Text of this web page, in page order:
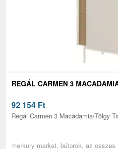
REGÁL CARMEN 3
92 154 Ft
Regál Carmen 3 Macadamia/Tölgy
merkury market, bútorok, az